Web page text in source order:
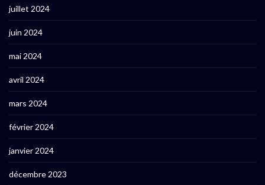
juillet 2024
juin 2024
mai 2024
avril 2024
mars 2024
février 2024
janvier 2024
décembre 2023